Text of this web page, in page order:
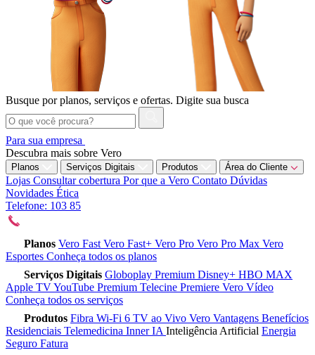
Busque por planos, serviços e ofertas. Digite sua busca
Para sua empresa
Descubra mais sobre Vero
Planos Serviços Digitais Produtos Área do Cliente
Lojas Consultar cobertura Por que a Vero Contato Dúvidas
Novidades Ética
Telefone: 103 85
Planos Vero Fast Vero Fast+ Vero Pro Vero Pro Max Vero
Esportes Conheça todos os planos
Serviços Digitais Globoplay Premium Disney+ HBO MAX
Apple TVYouTube Premium Telecine Premiere Vero Vídeo
Conheça todos os serviços
Produtos Fibra Wi-Fi 6 TV ao Vivo Vero Vantagens Benefícios
Residenciais Telemedicina Inner IA Inteligência Artificial Energia
Seguro Fatura